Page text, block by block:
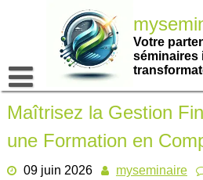
Votre
séminaires
Maîtrisez la Gestion
une Formation en
09 juin 2026 myseminaire